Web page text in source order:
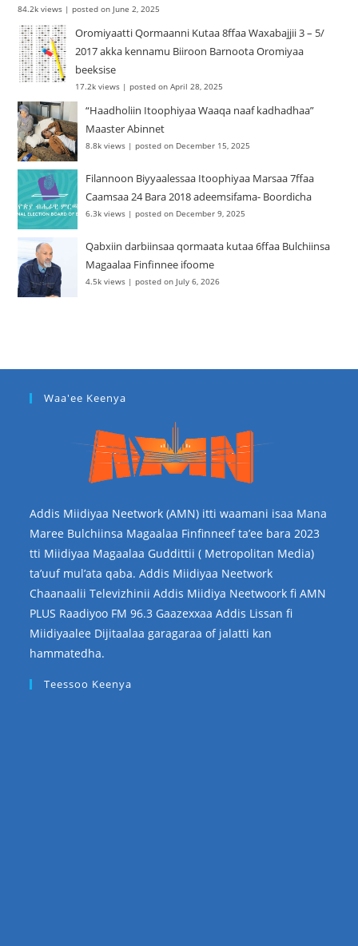
84.2k views |posted on June 2, 2025
Oromiyaatti Qormaanni Kutaa 8ffaa Waxabajjii 3 – 5/
2017 akka kennamu Biiroon Barnoota Oromiyaa
beeksise
17.2k views |posted on April 28, 2025
“Haadholiin Itoophiyaa Waaqa naaf kadhadhaa”
Maaster Abinnet
8.8k views |posted on December 15, 2025
Filannoon Biyyaalessaa Itoophiyaa Marsaa 7ffaa
Caamsaa 24 Bara 2018 adeemsifama- Boordicha
6.3k views |posted on December 9, 2025
Qabxiin darbiinsaa qormaata kutaa 6ffaa Bulchiinsa
Magaalaa Finfinnee ifoome
4.5k views |posted on July 6, 2026
Waa'ee Keenya
Addis Miidiyaa Neetwork (AMN) itti waamani isaa Mana
Maree Bulchiinsa Magaalaa Finfinneef ta’ee bara 2023
tti Miidiyaa Magaalaa Guddittii ( Metropolitan Media)
ta’uuf mul’ata qaba. Addis Miidiyaa Neetwork
Chaanaalii Televizhinii Addis Miidiya Neetwoork fi AMN
PLUS Raadiyoo FM 96.3 Gaazexxaa Addis Lissan fi
Miidiyaalee Dijitaalaa garagaraa of jalatti kan
hammatedha.
Teessoo Keenya